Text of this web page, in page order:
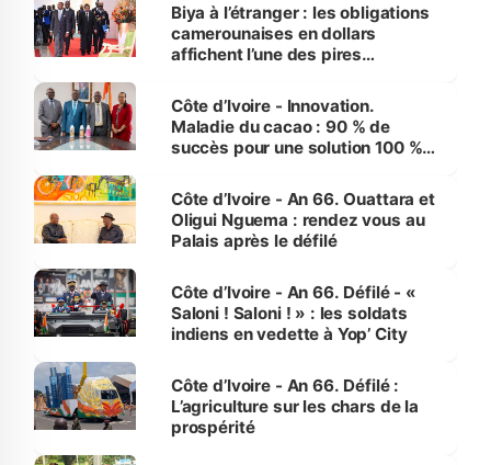
Biya à l’étranger : les obligations
camerounaises en dollars
affichent l’une des pires
Côte d’Ivoire - Innovation.
Maladie du cacao : 90 % de
succès pour une solution 100 %
Côte d’Ivoire - An 66. Ouattara et
Oligui Nguema : rendez vous au
Palais après le défilé
Côte d’Ivoire - An 66. Défilé - «
Saloni ! Saloni ! » : les soldats
indiens en vedette à Yop’ City
Côte d’Ivoire - An 66. Défilé :
L’agriculture sur les chars de la
prospérité